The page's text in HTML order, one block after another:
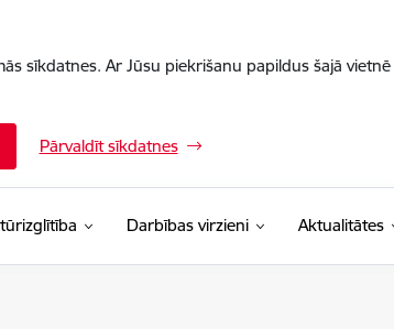
sīkdatnes. Ar Jūsu piekrišanu papildus šajā
Pārvaldīt sīkdatnes
Darbības virzieni Aktualitātes